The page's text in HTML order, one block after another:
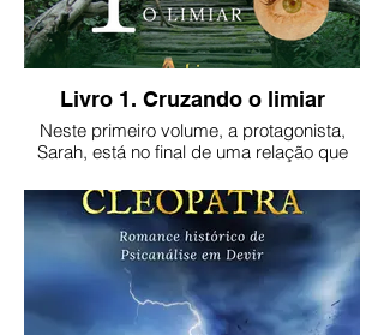
Livro 1. Cruzando o limiar
Neste primeiro volume, a protagonista,
Sarah, está no final de uma relação que
libertar. Assim fazendo, se descobre
Catarina II, imperatriz da Rússia.
Versão impressa do livro:
https://clubedeautores.com.br/livro/cruzando-
o-limiar
Par ao ebook, clique na imagem.